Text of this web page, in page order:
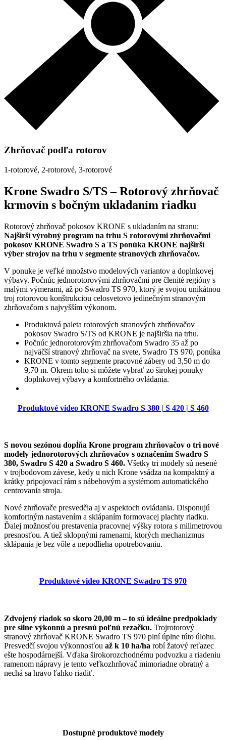
Zhrňovač podľa rotorov
1-rotorové, 2-rotorové, 3-rotorové
Krone Swadro S/TS –Rotorový zhrňovač
krmovín s bočným ukladaním riadku
Rotorový zhrňovač pokosov KRONE s ukladaním na stranu:
Najširší výrobný program na trhu S rotorovými zhrňovačmi
pokosov KRONE Swadro S a TS ponúka KRONE najširší
výber strojov na trhu v segmente stranových zhrňovačov.
V ponuke je veľké množstvo modelových variantov a doplnkovej
výbavy. Počnúc jednorotorovými zhrňovačmi pre členité regióny s
malými výmerami, až po Swadro TS 970, ktorý je svojou unikátnou
troj rotorovou konštrukciou celosvetovo jedinečným stranovým
zhrňovačom s najvyšším výkonom.
Produktová paleta rotorových stranových zhrňovačov
pokosov Swadro S/TS od KRONE je najširšia na trhu.
Počnúc jednorotorovým zhrňovačom Swadro 35 až po
najväčší stranový zhrňovač na svete, Swadro TS 970, ponúka
KRONE v tomto segmente pracovné zábery od 3,50 m do
9,70 m. Okrem toho si môžete vybrať zo širokej ponuky
doplnkovej výbavy a komfortného ovládania.
Produktové video KRONE Swadro S 380 | S 420 | S 460
S novou sezónou dopĺňa Krone program zhrňovačov o tri nové
modely jednorotorových zhrňovačov s označením Swadro S
380, Swadro S 420 a Swadro S 460. Všetky tri modely sú nesené
v trojbodovom závese, kedy u nich Krone vsádza na kompaktný a
krátky pripojovací rám s nábehovým a systémom automatického
centrovania stroja.
Nové zhrňovače presvedčia aj v aspektoch ovládania. Disponujú
komfortným nastavením a sklápaním formovacej plachty riadku.
Ďalej možnosťou prestavenia pracovnej výšky rotora s milimetrovou
presnosťou. A tiež sklopnými ramenami, ktorých mechanizmus
sklápania je bez vôle a nepodlieha opotrebovaniu.
Produktové video KRONE Swadro TS 970
Zdvojený riadok so skoro 20,00 m – to sú ideálne predpoklady
pre silne výkonnú a presnú poľnú rezačku. Trojrotorový
stranový zhrňovač KRONE Swadro TS 970 plní úplne túto úlohu.
Presvedčí svojou výkonnosťou až k 10 ha/ha robí žatový reťazec
ešte hospodárnejší. Vďaka širokorozchodnému podvozku a riadeniu
ramenom nápravy je tento veľkozhrňovač mimoriadne obratný a
nechá sa hravo ľahko riadiť.
Dostupné produktové modely